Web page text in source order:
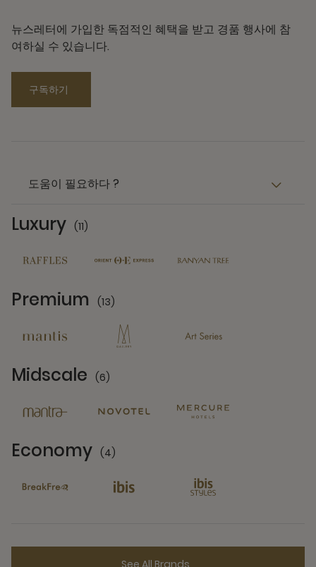
뉴스레터에 가입한 독점적인 혜택을 받고 경품 행사에 참
여하실 수 있습니다.
구독하기
도움이 필요하다 ?
Luxury (11)
Premium (13)
Midscale (6)
Economy (4)